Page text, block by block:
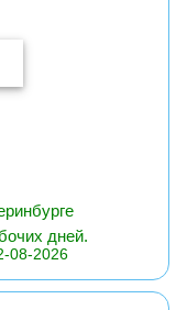
дней.
08-2026